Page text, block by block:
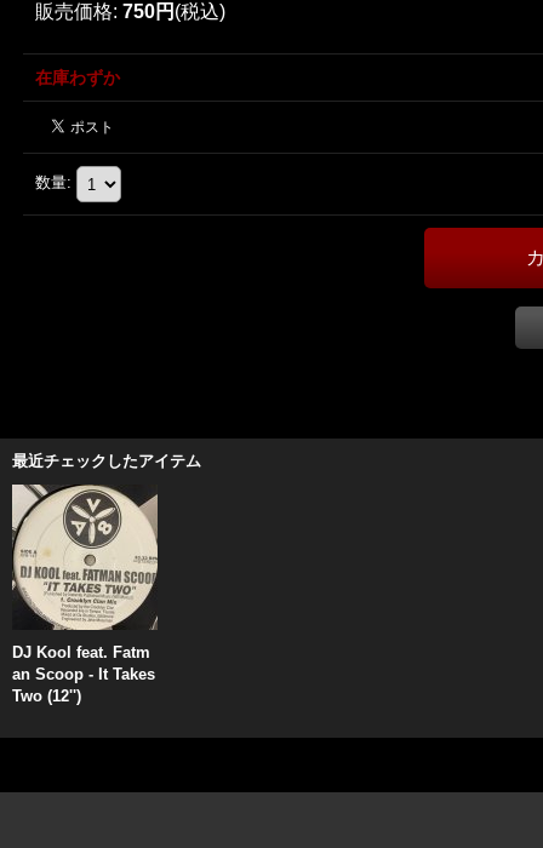
販売価格: 750円 (税込)
在庫わずか
数量:
最近チェックしたアイテム
DJ Kool feat. Fatm
an Scoop - It Takes
Two (12'')